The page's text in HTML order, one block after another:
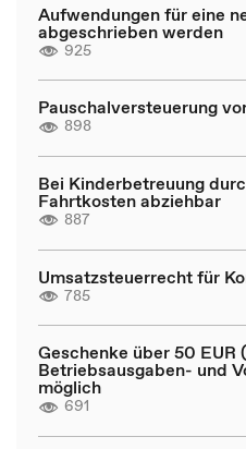
Aufwendungen für eine
abgeschrieben werden
925
Pauschalversteuerung
898
Bei Kinderbetreuung
Fahrtkosten abziehbar
887
Umsatzsteuerrecht für
785
Geschenke über 50 EUR
Betriebsausgaben- und
möglich
691